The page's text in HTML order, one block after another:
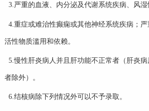
3.严重的血液、内分泌及代谢系统疾病、风湿
4.重症或难治性癫痫或其他神经系统疾病；
活性物质滥用和依赖。
5.慢性肝炎病人并且肝功能不正常者（肝炎
者除外）。
6.结核病除下列情况外可以不予录取。